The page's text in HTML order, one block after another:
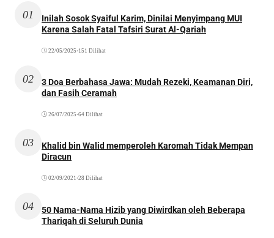
01
Inilah Sosok Syaiful Karim, Dinilai Menyimpang MUI
Karena Salah Fatal Tafsiri Surat Al-Qariah
22/05/2025 •151 Dilihat
02
3 Doa Berbahasa Jawa: Mudah Rezeki, Keamanan Diri,
dan Fasih Ceramah
26/07/2025 •64 Dilihat
03
Khalid bin Walid memperoleh Karomah Tidak Mempan
Diracun
02/09/2021 •28 Dilihat
04
50 Nama-Nama Hizib yang Diwirdkan oleh Beberapa
Thariqah di Seluruh Dunia